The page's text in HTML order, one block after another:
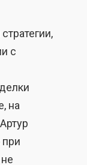
с
на